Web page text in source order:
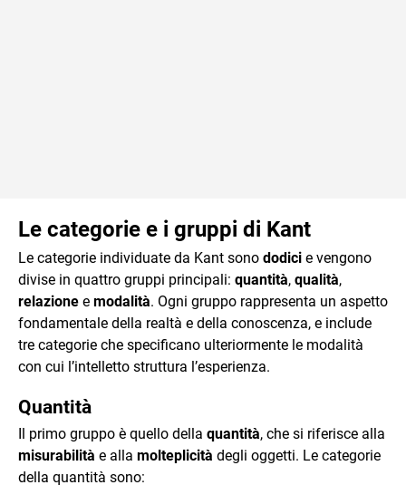
Le categorie e i gruppi di Kant
Le categorie individuate da Kant sono dodici e vengono
divise in quattro gruppi principali: quantità, qualità,
relazione e modalità. Ogni gruppo rappresenta un aspetto
fondamentale della realtà e della conoscenza, e include
tre categorie che specificano ulteriormente le modalità
con cui l’intelletto struttura l’esperienza.
Quantità
Il primo gruppo è quello della quantità, che si riferisce alla
misurabilità e alla molteplicità degli oggetti. Le categorie
della quantità sono: